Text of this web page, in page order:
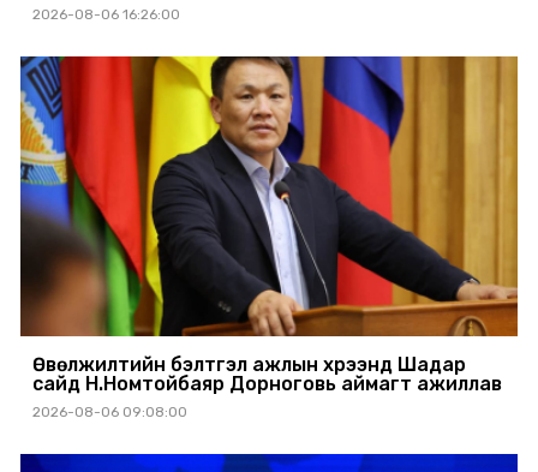
2026-08-06 16:26:00
Өвөлжилтийн бэлтгэл ажлын хүрээнд Шадар
сайд Н.Номтойбаяр Дорноговь аймагт ажиллав
2026-08-06 09:08:00